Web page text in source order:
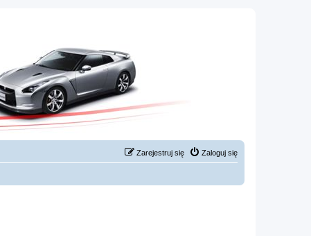
Zaloguj się
Zarejestruj się